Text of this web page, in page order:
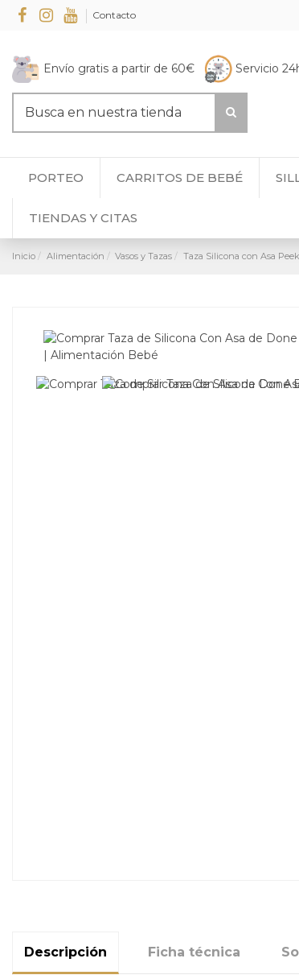
Contacto
Envío gratis a partir de 60€ Servicio
PORTEO CARRITOS DE BEBÉ
TIENDAS Y CITAS
Inicio Alimentación Vasos y Tazas Taza Silicona con Asa
Descripción Ficha técnica